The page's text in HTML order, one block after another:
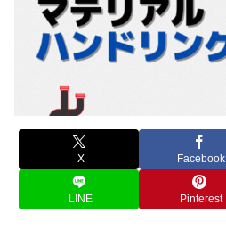
X Facebook
LINE Pinterest